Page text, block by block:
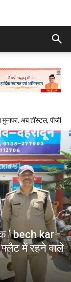
अब हॉस्टल, पीजी
‘ bech kar
में रहने वाले